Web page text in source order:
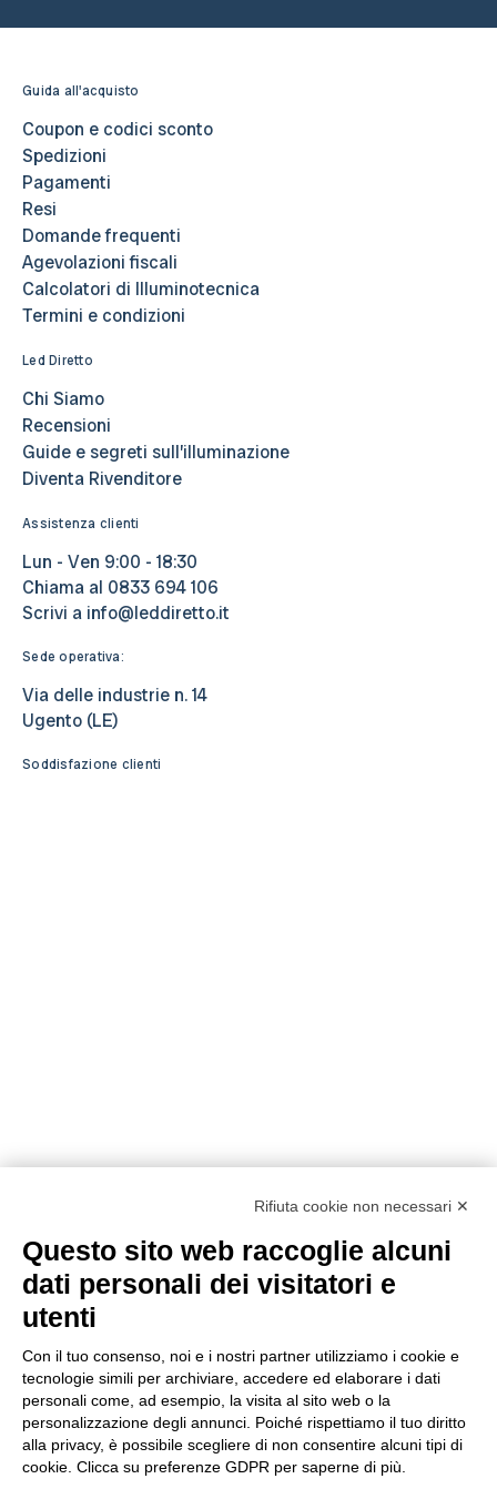
Guida all'acquisto
Coupon e codici sconto
Spedizioni
Pagamenti
Resi
Domande frequenti
Agevolazioni fiscali
Calcolatori di Illuminotecnica
Termini e condizioni
Led Diretto
Chi Siamo
Recensioni
Guide e segreti sull’illuminazione
Diventa Rivenditore
Assistenza clienti
Lun - Ven 9:00 - 18:30
Chiama al 0833 694 106
Scrivi a info@leddiretto.it
Sede operativa:
Via delle industrie n. 14
Ugento (LE)
Soddisfazione clienti
Metodi di pagamento
Condizioni di vendita
Privacy Policy
Rifiuta cookie non necessari ✕
Questo sito web raccoglie alcuni
dati personali dei visitatori e
utenti
Con il tuo consenso, noi e i nostri partner utilizziamo i cookie e
tecnologie simili per archiviare, accedere ed elaborare i dati
personali come, ad esempio, la visita al sito web o la
personalizzazione degli annunci. Poiché rispettiamo il tuo diritto
alla privacy, è possibile scegliere di non consentire alcuni tipi di
cookie. Clicca su preferenze GDPR per saperne di più.